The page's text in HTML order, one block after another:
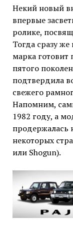
Некий новый
впервые
ролике,
Тогда сразу
марка готовит
пятого
подтвердила
свежего
Напомним,
1982 году, а
продержалась
некоторых
или Shogun).